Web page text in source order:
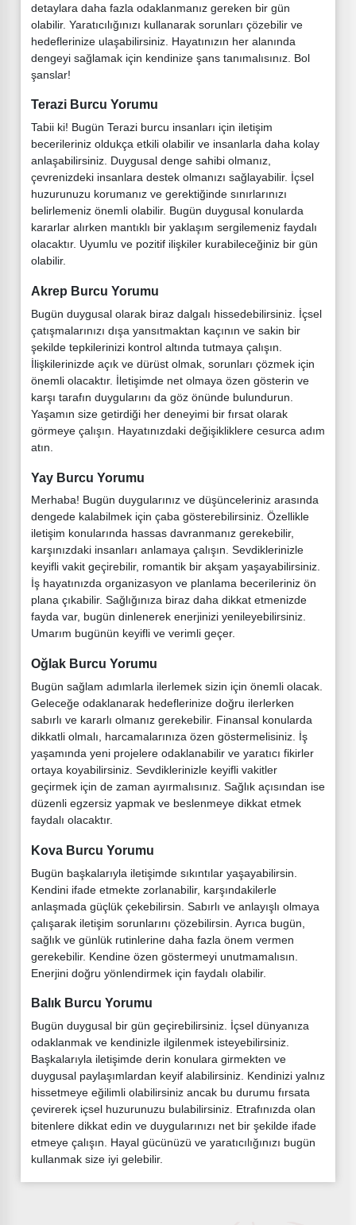
detaylara daha fazla odaklanmanız gereken bir gün
olabilir. Yaratıcılığınızı kullanarak sorunları çözebilir ve
hedeflerinize ulaşabilirsiniz. Hayatınızın her alanında
dengeyi sağlamak için kendinize şans tanımalısınız. Bol
şanslar!
Terazi Burcu Yorumu
Tabii ki! Bugün Terazi burcu insanları için iletişim
becerileriniz oldukça etkili olabilir ve insanlarla daha kolay
anlaşabilirsiniz. Duygusal denge sahibi olmanız,
çevrenizdeki insanlara destek olmanızı sağlayabilir. İçsel
huzurunuzu korumanız ve gerektiğinde sınırlarınızı
belirlemeniz önemli olabilir. Bugün duygusal konularda
kararlar alırken mantıklı bir yaklaşım sergilemeniz faydalı
olacaktır. Uyumlu ve pozitif ilişkiler kurabileceğiniz bir gün
olabilir.
Akrep Burcu Yorumu
Bugün duygusal olarak biraz dalgalı hissedebilirsiniz. İçsel
çatışmalarınızı dışa yansıtmaktan kaçının ve sakin bir
şekilde tepkilerinizi kontrol altında tutmaya çalışın.
İlişkilerinizde açık ve dürüst olmak, sorunları çözmek için
önemli olacaktır. İletişimde net olmaya özen gösterin ve
karşı tarafın duygularını da göz önünde bulundurun.
Yaşamın size getirdiği her deneyimi bir fırsat olarak
görmeye çalışın. Hayatınızdaki değişikliklere cesurca adım
atın.
Yay Burcu Yorumu
Merhaba! Bugün duygularınız ve düşünceleriniz arasında
dengede kalabilmek için çaba gösterebilirsiniz. Özellikle
iletişim konularında hassas davranmanız gerekebilir,
karşınızdaki insanları anlamaya çalışın. Sevdiklerinizle
keyifli vakit geçirebilir, romantik bir akşam yaşayabilirsiniz.
İş hayatınızda organizasyon ve planlama becerileriniz ön
plana çıkabilir. Sağlığınıza biraz daha dikkat etmenizde
fayda var, bugün dinlenerek enerjinizi yenileyebilirsiniz.
Umarım bugünün keyifli ve verimli geçer.
Oğlak Burcu Yorumu
Bugün sağlam adımlarla ilerlemek sizin için önemli olacak.
Geleceğe odaklanarak hedeflerinize doğru ilerlerken
sabırlı ve kararlı olmanız gerekebilir. Finansal konularda
dikkatli olmalı, harcamalarınıza özen göstermelisiniz. İş
yaşamında yeni projelere odaklanabilir ve yaratıcı fikirler
ortaya koyabilirsiniz. Sevdiklerinizle keyifli vakitler
geçirmek için de zaman ayırmalısınız. Sağlık açısından ise
düzenli egzersiz yapmak ve beslenmeye dikkat etmek
faydalı olacaktır.
Kova Burcu Yorumu
Bugün başkalarıyla iletişimde sıkıntılar yaşayabilirsin.
Kendini ifade etmekte zorlanabilir, karşındakilerle
anlaşmada güçlük çekebilirsin. Sabırlı ve anlayışlı olmaya
çalışarak iletişim sorunlarını çözebilirsin. Ayrıca bugün,
sağlık ve günlük rutinlerine daha fazla önem vermen
gerekebilir. Kendine özen göstermeyi unutmamalısın.
Enerjini doğru yönlendirmek için faydalı olabilir.
Balık Burcu Yorumu
Bugün duygusal bir gün geçirebilirsiniz. İçsel dünyanıza
odaklanmak ve kendinizle ilgilenmek isteyebilirsiniz.
Başkalarıyla iletişimde derin konulara girmekten ve
duygusal paylaşımlardan keyif alabilirsiniz. Kendinizi yalnız
hissetmeye eğilimli olabilirsiniz ancak bu durumu fırsata
çevirerek içsel huzurunuzu bulabilirsiniz. Etrafınızda olan
bitenlere dikkat edin ve duygularınızı net bir şekilde ifade
etmeye çalışın. Hayal gücünüzü ve yaratıcılığınızı bugün
kullanmak size iyi gelebilir.